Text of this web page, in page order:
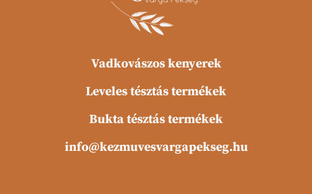
Vadkovászos kenyerek
Leveles tésztás termékek
Bukta tésztás termékek
info@kezmuvesvargapekseg.hu